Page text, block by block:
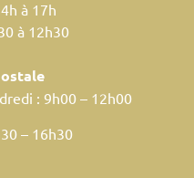
à 17h
à 12h30
: 9h00 – 12h00
– 16h30